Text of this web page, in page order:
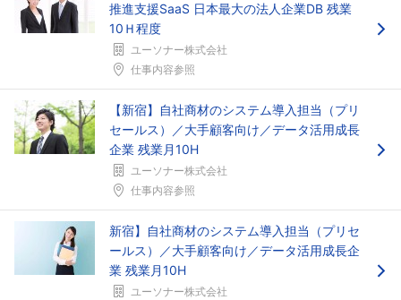
推進支援SaaS 日本最大の法人企業DB 残業
10Ｈ程度
ユーソナー株式会社
仕事内容参照
【新宿】自社商材のシステム導入担当（プリ
セールス）／大手顧客向け／データ活用成長
企業 残業月10H
ユーソナー株式会社
仕事内容参照
新宿】自社商材のシステム導入担当（プリセ
ールス）／大手顧客向け／データ活用成長企
業 残業月10H
ユーソナー株式会社